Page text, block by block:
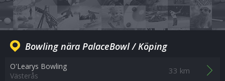
Bowling nära PalaceBowl / Köping
O'Learys Bowling
Västerås
33 km